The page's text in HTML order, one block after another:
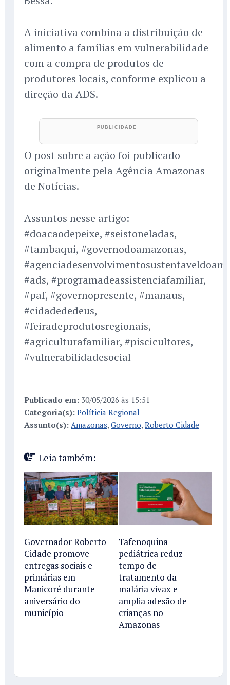
A iniciativa combina a distribuição de
alimento a famílias em vulnerabilidade
com a compra de produtos de
produtores locais, conforme explicou a
direção da ADS.
O post sobre a ação foi publicado
originalmente pela Agência Amazonas
de Notícias.
Assuntos nesse artigo:
#doacaodepeixe, #seistoneladas,
#tambaqui, #governodoamazonas,
#ads, #programadeassistenciafamiliar,
#paf, #governopresente, #manaus,
#cidadededeus,
#feiradeprodutosregionais,
#agriculturafamiliar, #piscicultores,
#vulnerabilidadesocial
Publicado em: 30/05/2026 às 15:51
Categoria(s): Políticia Regional
Assunto(s): Amazonas, Governo, Roberto Cidade
Leia também:
Governador Roberto
Cidade promove
entregas sociais e
primárias em
Manicoré durante
aniversário do
município
Tafenoquina
pediátrica reduz
tempo de
tratamento da
malária vivax e
amplia adesão de
crianças no
Amazonas